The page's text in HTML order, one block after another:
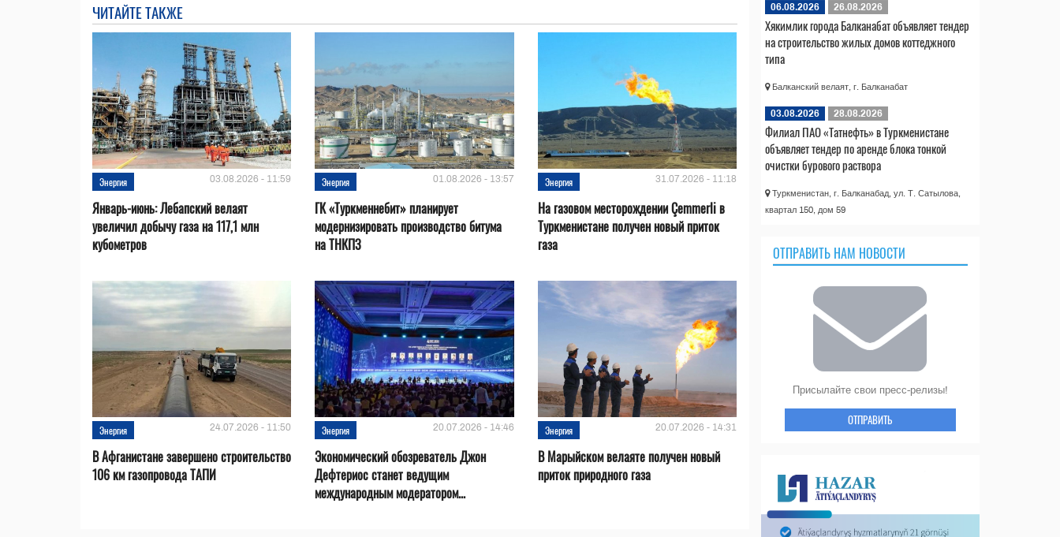
ЧИТАЙТЕ ТАКЖЕ
Энергия 03.08.2026 - 11:59
Январь-июнь: Лебапский велаят
увеличил добычу газа на 117,1 млн
кубометров
Энергия 01.08.2026 - 13:57
ГК «Туркменнебит» планирует
модернизировать производство битума
на ТНКПЗ
Энергия 31.07.2026 - 11:18
На газовом месторождении Çemmerli в
Туркменистане получен новый приток
газа
Энергия 24.07.2026 - 11:50
В Афганистане завершено строительство
106 км газопровода ТАПИ
Энергия 20.07.2026 - 14:46
Экономический обозреватель Джон
Дефтериос станет ведущим
международным модератором...
Энергия 20.07.2026 - 14:31
В Марыйском велаяте получен новый
приток природного газа
06.08.2026 26.08.2026
Хякимлик города Балканабат объявляет тендер
на строительство жилых домов коттеджного
типа
Балканский велаят, г. Балканабат
03.08.2026 28.08.2026
Филиал ПАО «Татнефть» в Туркменистане
объявляет тендер по аренде блока тонкой
очистки бурового раствора
Туркменистан, г. Балканабад, ул. Т. Сатылова,
квартал 150, дом 59
ОТПРАВИТЬ НАМ НОВОСТИ
Присылайте свои пресс-релизы!
ОТПРАВИТЬ